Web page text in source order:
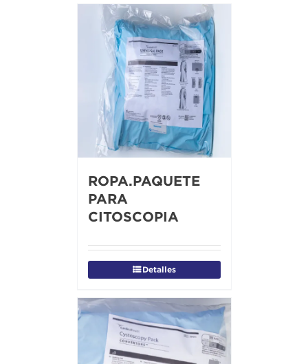
ROPA.PAQUETE
PARA
CITOSCOPIA
Detalles